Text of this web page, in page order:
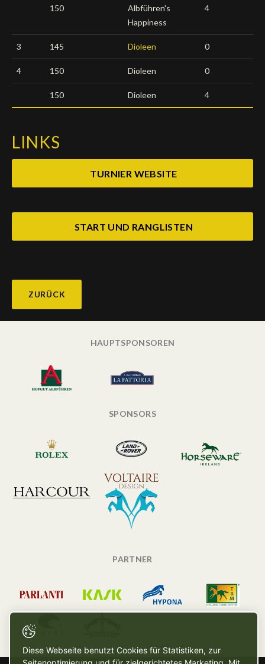
150
Albführen's
Happiness
4
3 145 Dioleen 0
4 150 Dioleen 0
150 Dioleen 4
LINKS
TURNIER WEBSITE
START UND RANGLISTEN
ZURÜCK
HAUPTSPONSOREN
SPONSORS
PARTNER
Diese Webseite benutzt Cookies für Statistiken, zur